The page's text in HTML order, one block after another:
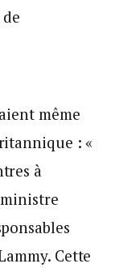
même
: «
à
Cette